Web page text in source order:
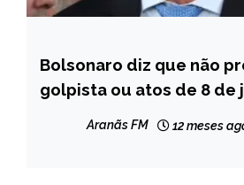
BRASIL
NOTÍCIAS
Bolsonaro diz que não
golpista ou atos de 8 de
Aranãs FM 12 meses